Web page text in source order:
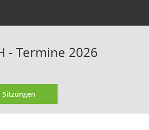
- Termine 2026
Sitzungen